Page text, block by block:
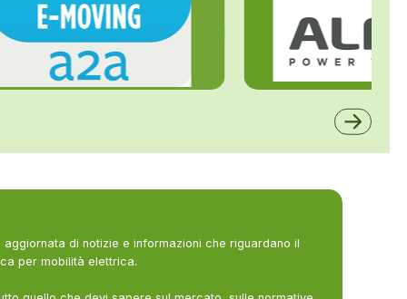
di notizie e informazioni che riguardano il
per mobilità elettrica.